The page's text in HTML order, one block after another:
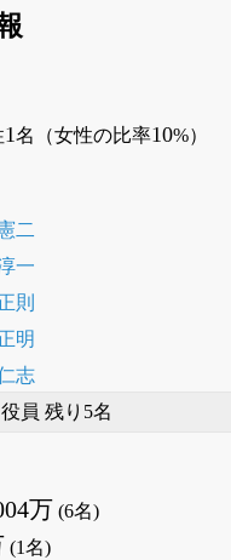
1名（女性の比率10%）
二
一
則
明
志
役員 残り5名
万 (6名)
(1名)